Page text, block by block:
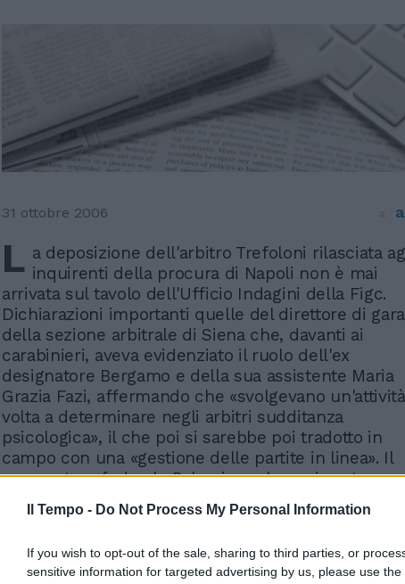
Il Tempo - Do Not Process My Personal Information
If you wish to opt-out of the sale, sharing to third parties, or
sensitive information for targeted advertising by us, please use
31 ottobre 2006 a
L a deposizione dell'arbitro Trefoloni rilasciata
inquirenti della procura di Napoli non è mai
arrivata sul tavolo dell'Ufficio Indagini della Figc.
Dichiarazioni importanti quelle del direttore di gara
della sezione arbitrale di Siena che, davanti ai
carabinieri, aveva evidenziato il ruolo dell'ex
designatore Bergamo e della sua assistente Maria
Grazia Fazi, affermando che «svolgevano un'attività
volta a determinare negli arbitri sudditanza
psicologica», il che poi si sarebbe poi tradotto in
campo con una «gestione delle partite in linea». Il
procuratore federale Palazzi non ha mai avuto
di ricevere la deposizione dell'arbitro che,
tutto, continua ad arbitrare sia in campo nazionale
dirigerà la sfida di Champions League Levsky